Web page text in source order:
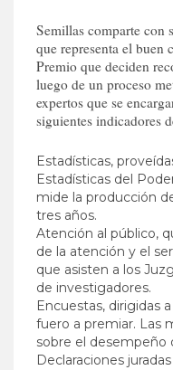
Semillas comparte con
que representa el buen
Premio que deciden
luego de un proceso
expertos que se
siguientes indicadores
Estadísticas,
Estadísticas del
mide la producción
tres años.
Atención al público,
de la atención y el
que asisten a los
de investigadores.
Encuestas, dirigidas
fuero a premiar. Las
sobre el desempeño
Declaraciones